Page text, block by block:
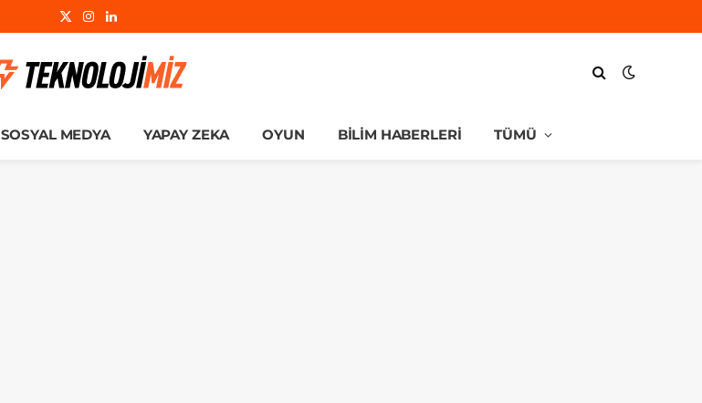
X
Instagram
LinkedIn
SOSYAL MEDYA YAPAY ZEKA OYUN BILIM HABERLERI TÜMÜ